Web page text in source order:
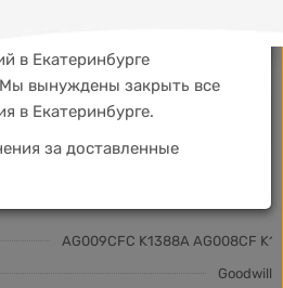
AG009CFC K1388A AG008CF
Goodwill
в Екатеринбурге
вынуждены закрыть все
в Екатеринбурге.
за доставленные